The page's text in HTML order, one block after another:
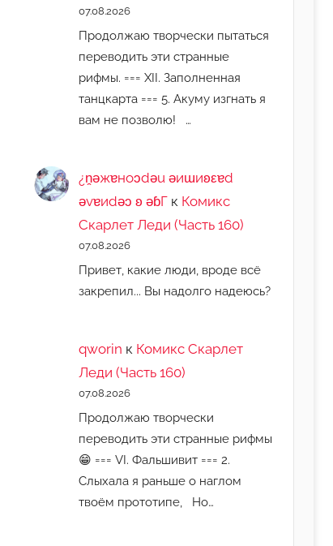
07.08.2026
Продолжаю творчески пытаться
переводить эти странные
рифмы. === XII. Заполненная
танцкарта === 5. Акуму изгнать я
вам не позволю! …
¿n̯ǝжɐноɔdǝu ǝиɯиʚεɐd
ǝvɐиdǝɔ ʚ ǝɓГ к Комикс
Скарлет Леди (Часть 160)
07.08.2026
Привет, какие люди, вроде всё
закрепил... Вы надолго надеюсь?
qworin к Комикс Скарлет
Леди (Часть 160)
07.08.2026
Продолжаю творчески
переводить эти странные рифмы
😁 === VI. Фальшивит === 2.
Слыхала я раньше о наглом
твоём прототипе, Но…